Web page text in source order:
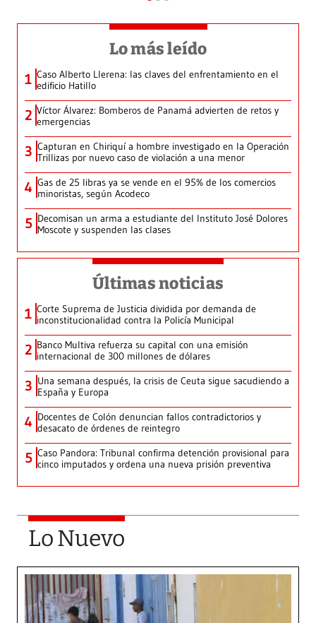
Lo más leído
1 Caso Alberto Llerena: las claves del enfrentamiento en el
edificio Hatillo
2 Víctor Álvarez: Bomberos de Panamá advierten de retos y
emergencias
3 Capturan en Chiriquí a hombre investigado en la Operación
Trillizas por nuevo caso de violación a una menor
4 Gas de 25 libras ya se vende en el 95% de los comercios
minoristas, según Acodeco
5 Decomisan un arma a estudiante del Instituto José Dolores
Moscote y suspenden las clases
Últimas noticias
1 Corte Suprema de Justicia dividida por demanda de
inconstitucionalidad contra la Policía Municipal
2 Banco Multiva refuerza su capital con una emisión
internacional de 300 millones de dólares
3 Una semana después, la crisis de Ceuta sigue sacudiendo a
España y Europa
4 Docentes de Colón denuncian fallos contradictorios y
desacato de órdenes de reintegro
5 Caso Pandora: Tribunal confirma detención provisional para
cinco imputados y ordena una nueva prisión preventiva
Lo Nuevo